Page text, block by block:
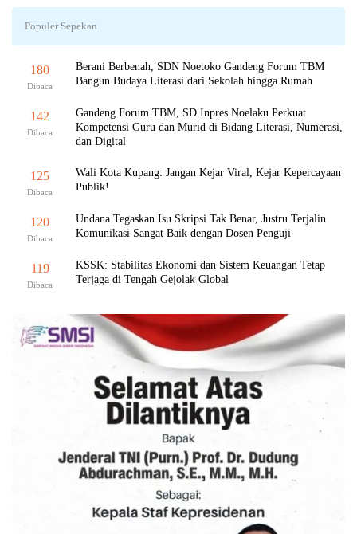
Populer Sepekan
180
Dibaca
Berani Berbenah, SDN Noetoko Gandeng Forum TBM
Bangun Budaya Literasi dari Sekolah hingga Rumah
142
Dibaca
Gandeng Forum TBM, SD Inpres Noelaku Perkuat
Kompetensi Guru dan Murid di Bidang Literasi, Numerasi,
dan Digital
125
Dibaca
Wali Kota Kupang: Jangan Kejar Viral, Kejar Kepercayaan
Publik!
120
Dibaca
Undana Tegaskan Isu Skripsi Tak Benar, Justru Terjalin
Komunikasi Sangat Baik dengan Dosen Penguji
119
Dibaca
KSSK: Stabilitas Ekonomi dan Sistem Keuangan Tetap
Terjaga di Tengah Gejolak Global